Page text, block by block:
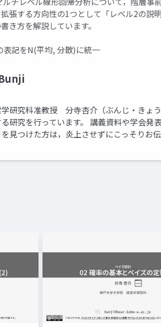
張する方向性の1つとして「レベル2の説
き方を解説しています。
表記をN(平均, 分散)に統一
研究科准教授 分寺杏介（ぶんじ・きょ
研究を行っています。 講義資料や学会
見つけた方は，炎上させずにこっそりお